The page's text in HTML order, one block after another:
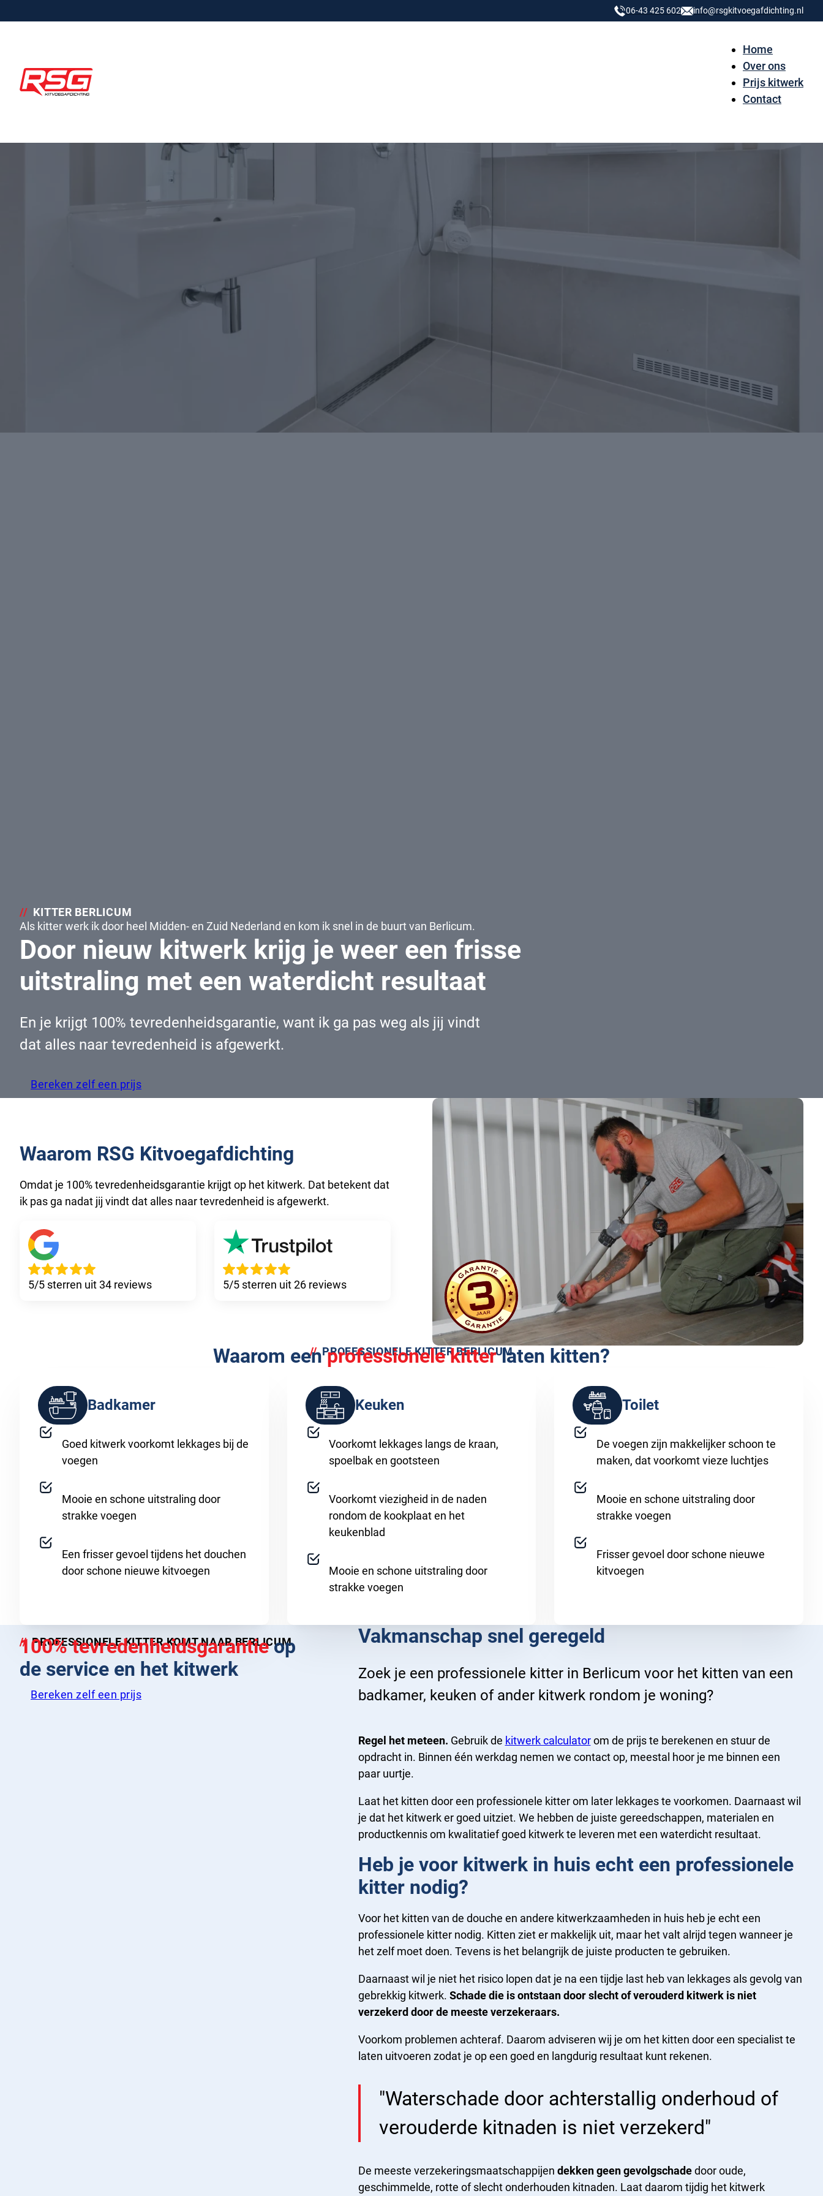
06-43 425 602 info@rsgkitvoegafdichting.nl
Home
Over ons
Prijs kitwerk
Contact
KITTER BERLICUM
Als kitter werk ik door heel Midden- en Zuid Nederland en kom ik snel in de buurt van Berlicum.
Door nieuw kitwerk krijg je weer een frisse
uitstraling met een waterdicht resultaat
En je krijgt 100% tevredenheidsgarantie, want ik ga pas weg als jij vindt
dat alles naar tevredenheid is afgewerkt.
Bereken zelf een prijs
Waarom RSG Kitvoegafdichting
Omdat je 100% tevredenheidsgarantie krijgt op het kitwerk. Dat betekent dat
ik pas ga nadat jij vindt dat alles naar tevredenheid is afgewerkt.
5/5 sterren uit 34 reviews 5/5 sterren uit 26 reviews
PROFESSIONELE KITTER BERLICUM
Waarom eenprofessionele kitterlaten kitten?
Badkamer
Goed kitwerk voorkomt lekkages bij de
voegen
Mooie en schone uitstraling door
strakke voegen
Een frisser gevoel tijdens het douchen
door schone nieuwe kitvoegen
Keuken
Voorkomt lekkages langs de kraan,
spoelbak en gootsteen
Voorkomt viezigheid in de naden
rondom de kookplaat en het
keukenblad
Mooie en schone uitstraling door
strakke voegen
Toilet
De voegen zijn makkelijker schoon te
maken, dat voorkomt vieze luchtjes
Mooie en schone uitstraling door
strakke voegen
Frisser gevoel door schone nieuwe
kitvoegen
PROFESSIONELE KITTER KOMT NAAR BERLICUM
100% tevredenheidsgarantieop
de service en het kitwerk
Bereken zelf een prijs
Vakmanschap snel geregeld
Zoek je een professionele kitter in Berlicum voor het kitten van een
badkamer, keuken of ander kitwerk rondom je woning?
Regel het meteen. Gebruik de kitwerk calculatorom de prijs te berekenen en stuur de
opdracht in. Binnen één werkdag nemen we contact op, meestal hoor je me binnen een
paar uurtje.
Laat het kitten door een professionele kitter om later lekkages te voorkomen. Daarnaast wil
je dat het kitwerk er goed uitziet. We hebben de juiste gereedschappen, materialen en
productkennis om kwalitatief goed kitwerk te leveren met een waterdicht resultaat.
Heb je voor kitwerk in huis echt een professionele
kitter nodig?
Voor het kitten van de douche en andere kitwerkzaamheden in huis heb je echt een
professionele kitter nodig. Kitten ziet er makkelijk uit, maar het valt alrijd tegen wanneer je
het zelf moet doen. Tevens is het belangrijk de juiste producten te gebruiken.
Daarnaast wil je niet het risico lopen dat je na een tijdje last heb van lekkages als gevolg van
gebrekkig kitwerk. Schade die is ontstaan door slecht of verouderd kitwerk is niet
verzekerd door de meeste verzekeraars.
Voorkom problemen achteraf. Daarom adviseren wij je om het kitten door een specialist te
laten uitvoeren zodat je op een goed en langdurig resultaat kunt rekenen.
"Waterschade door achterstallig onderhoud of
verouderde kitnaden is niet verzekerd"
De meeste verzekeringsmaatschappijen dekken geen gevolgschadedoor oude,
geschimmelde, rotte of slecht onderhouden kitnaden. Laat daarom tijdig het kitwerk